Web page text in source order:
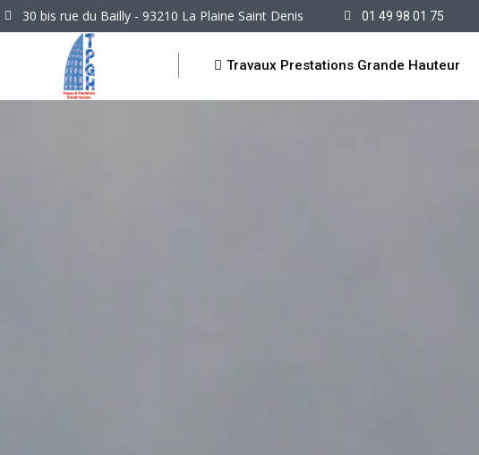
30 bis rue du Bailly - 93210 La Plaine Saint Denis 01 49 98 01 75
Travaux Prestations Grande Hauteur